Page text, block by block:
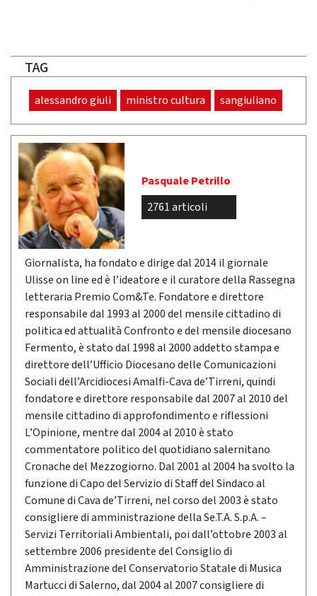
TAG
alessandro giuli ministro cultura sangiuliano
Pasquale Petrillo
2761 articoli
Giornalista, ha fondato e dirige dal 2014 il giornale
Ulisse on line ed è l’ideatore e il curatore della Rassegna
letteraria Premio Com&Te. Fondatore e direttore
responsabile dal 1993 al 2000 del mensile cittadino di
politica ed attualità Confronto e del mensile diocesano
Fermento, è stato dal 1998 al 2000 addetto stampa e
direttore dell’Ufficio Diocesano delle Comunicazioni
Sociali dell’Arcidiocesi Amalfi-Cava de’Tirreni, quindi
fondatore e direttore responsabile dal 2007 al 2010 del
mensile cittadino di approfondimento e riflessioni
L’Opinione, mentre dal 2004 al 2010 è stato
commentatore politico del quotidiano salernitano
Cronache del Mezzogiorno. Dal 2001 al 2004 ha svolto la
funzione di Capo del Servizio di Staff del Sindaco al
Comune di Cava de’Tirreni, nel corso del 2003 è stato
consigliere di amministrazione della Se.T.A. S.p.A. –
Servizi Territoriali Ambientali, poi dall’ottobre 2003 al
settembre 2006 presidente del Consiglio di
Amministrazione del Conservatorio Statale di Musica
Martucci di Salerno, dal 2004 al 2007 consigliere di